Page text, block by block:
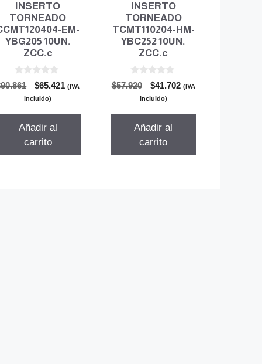
INSERTO
TORNEADO
EM-
YBG205 10UN.
ZCC.c
0
d
90.861
El
precio
era:
$65.421 El
(IVA
incluido)
Añadir al
carrito
INSERTO
TORNEADO
TCMT110204-HM-
YBC252 10UN.
ZCC.c
0
d
$57.920
El
precio
era:
$41.702El(IVA
incluido)
Añadir al
carrito